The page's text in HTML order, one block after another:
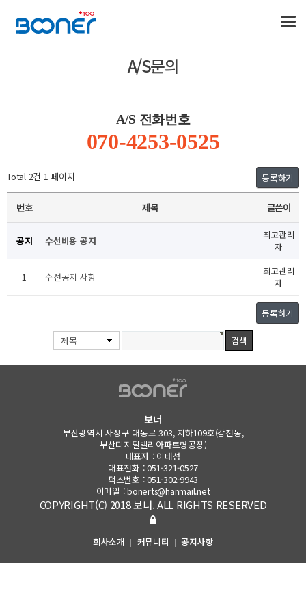
A/S문의
A/S 전화번호
070-4253-0525
Total 2건 1 페이지 등록하기
번호 제목 글쓴이
공지 수선비용 공지
최고관리
자
1 수선공지 사항
최고관리
자
등록하기
제목
보너
부산광역시 사상구 대동로 303, 지하109호(감전동,
부산디지털밸리아파트형공장)
대표자 : 이태성
대표전화 : 051-321-0527
팩스번호 : 051-302-9943
이메일 : bonerts@hanmail.net
COPYRIGHT(C) 2018 보너. ALL RIGHTS RESERVED
회사소개 | 커뮤니티 | 공지사항